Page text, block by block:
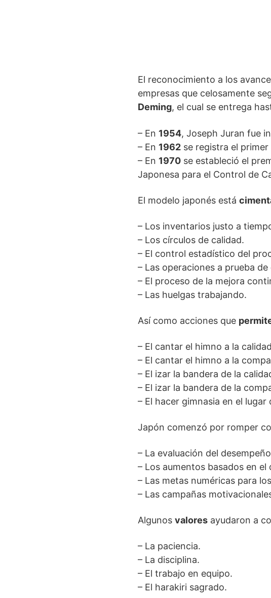
El reconocimiento a los
empresas que celosamente
Deming, el cual se entrega
– En 1954, Joseph Juran fue
– En 1962 se registra el
– En 1970 se estableció el
Japonesa para el Control de
El modelo japonés está
– Los inventarios justo a
– Los círculos de calidad.
– El control estadístico del
– Las operaciones a prueba
– El proceso de la mejora
– Las huelgas trabajando.
Así como acciones que
– El cantar el himno a la
– El cantar el himno a la
– El izar la bandera de la
– El izar la bandera de la
– El hacer gimnasia en el lugar
Japón comenzó por romper
– La evaluación del
– Los aumentos basados en el
– Las metas numéricas para
– Las campañas
Algunos valores ayudaron a
– La paciencia.
– La disciplina.
– El trabajo en equipo.
– El harakiri sagrado.